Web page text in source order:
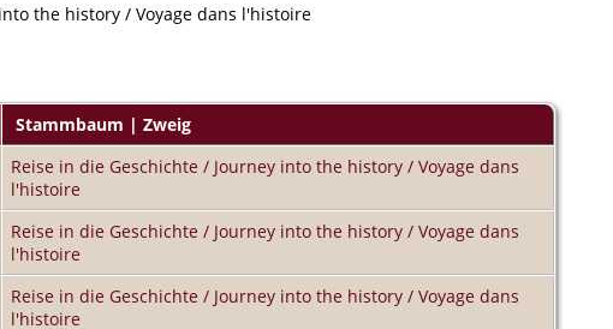
the history / Voyage dans l'histoire
Stammbaum | Zweig
Reise in die Geschichte / Journey into the history / Voyage dans
l'histoire
Reise in die Geschichte / Journey into the history / Voyage dans
l'histoire
Reise in die Geschichte / Journey into the history / Voyage dans
l'histoire